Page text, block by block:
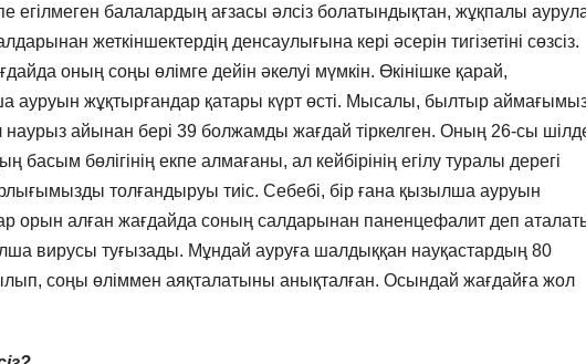
егілмеген балалардың ағзасы әлсіз болатындықтан, жұқпалы
жеткіншектердің денсаулығына кері әсерін тигізетіні сөзсіз.
оның соңы өлімге дейін әкелуі мүмкін. Өкінішке қарай,
жұқтырғандар қатары күрт өсті. Мысалы, былтыр
айынан бері 39 болжамды жағдай тіркелген. Оның 26-сы
бөлігінің екпе алмағаны, ал кейбірінің егілу туралы дерегі
толғандыруы тиіс. Себебі, бір ғана қызылша ауруын
орын алған жағдайда соның салдарынан паненцефалит деп
вирусы туғызады. Мұндай ауруға шалдыққан науқастардың 80
соңы өліммен аяқталатыны анықталған. Осындай жағдайға жол